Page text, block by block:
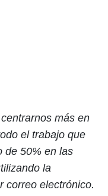
más en
el trabajo que
de 50% en las
la
correo electrónico.